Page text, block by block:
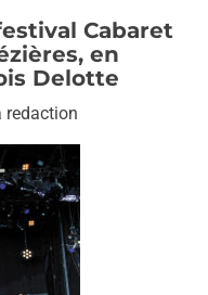
Cabaret
en
Delotte
redaction